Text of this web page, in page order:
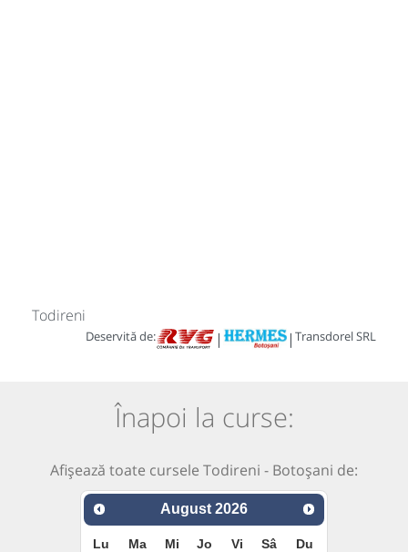
Todireni
Deservită de: | | Transdorel SRL
Înapoi la curse:
Afișează toate cursele Todireni - Botoșani de:
August 2026
Lu Ma Mi Jo Vi Sâ Du